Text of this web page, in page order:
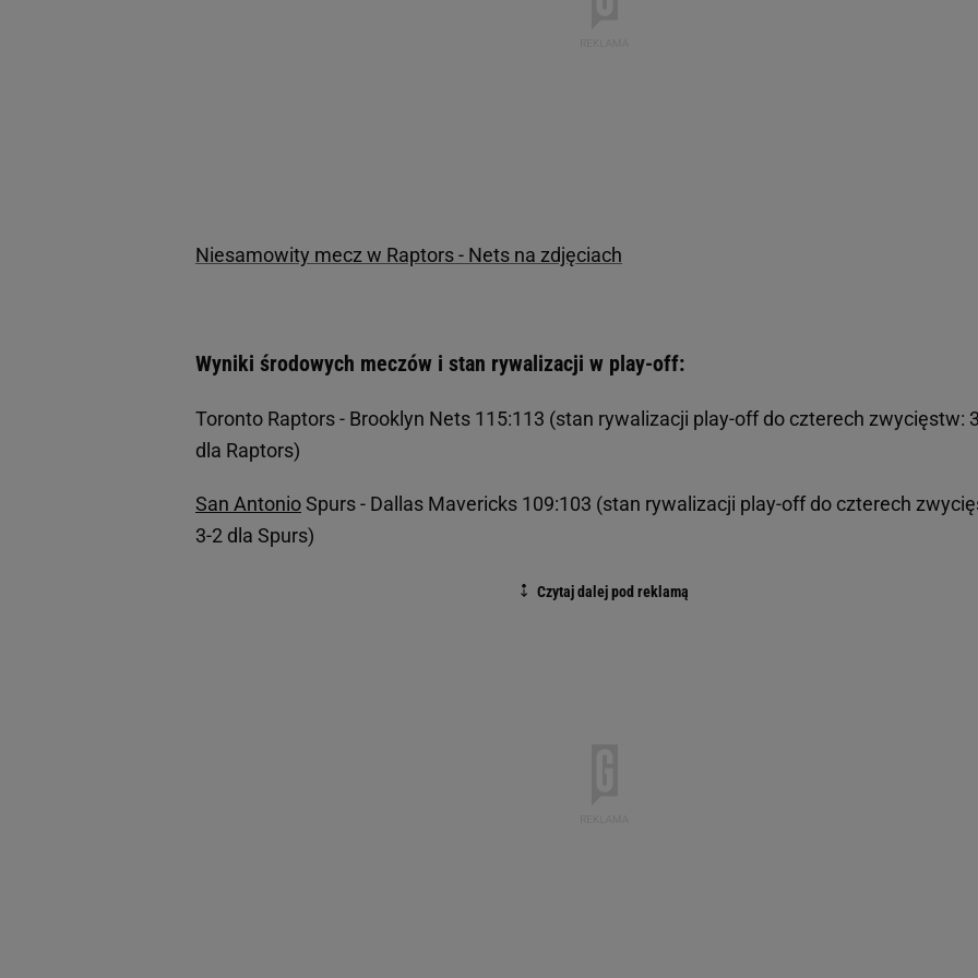
Niesamowity mecz w Raptors - Nets na zdjęciach
Wyniki środowych meczów i stan rywalizacji w play-off:
Toronto Raptors - Brooklyn Nets 115:113 (stan rywalizacji play-off do czterech zwycięstw:
dla Raptors)
San AntonioSpurs - Dallas Mavericks 109:103 (stan rywalizacji play-off do czterech
3-2 dla Spurs)